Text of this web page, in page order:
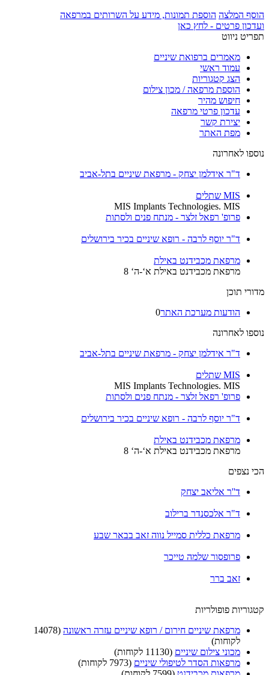
הוסף המלצה הוספת תמונות, מידע על השרותים במרפאה
ועדכון פרטים - לחץ כאן
תפריט ניווט
מאמרים ברפואת שיניים
עמוד ראשי
הצג קטגוריות
הוספת מרפאה / מכון צילום
חיפוש מהיר
עדכון פרטי מרפאה
יצירת קשר
מפת האתר
נוספו לאחרונה
ד"ר אידלמן יצחק - מרפאת שיניים בתל-אביב
MIS שתלים
MIS Implants Technologies. MIS
פרופ' רפאל זלצר - מנתח פנים ולסתות
ד"ר יוסף לרבה - רופא שיניים בכיר בירושלים
מרפאת מכבידנט באילת
מרפאת מכבידנט באילת א‘-ה‘ 8
מדורי תוכן
הודעות מערכת האתר0
נוספו לאחרונה
ד"ר אידלמן יצחק - מרפאת שיניים בתל-אביב
MIS שתלים
MIS Implants Technologies. MIS
פרופ' רפאל זלצר - מנתח פנים ולסתות
ד"ר יוסף לרבה - רופא שיניים בכיר בירושלים
מרפאת מכבידנט באילת
מרפאת מכבידנט באילת א‘-ה‘ 8
הכי נצפים
ד''ר אליאב יצחק
ד"ר אלכסנדר ברילוב
מרפאת כללית סמייל נווה זאב בבאר שבע
פרופסור שלמה טייכר
זאב ברר
קטגוריות פופולריות
מרפאת שיניים חירום / רופא שיניים עזרה ראשונה (14078
לקוחות)
מכוני צילום שיניים (11130 לקוחות)
מרפאות הסדר לטיפולי שיניים (7973 לקוחות)